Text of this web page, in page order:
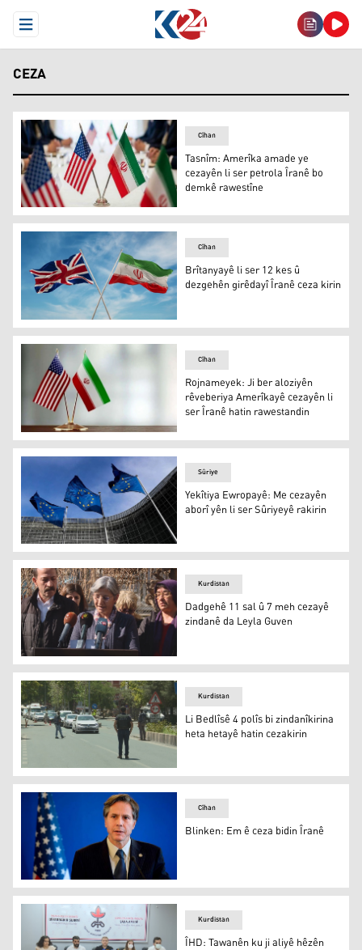
Open Menu
CEZA
Tasnîm: Amerîka amade ye cezayên li ser petrola Îranê
Cîhan
Tasnîm: Amerîka amade ye
cezayên li ser petrola Îranê bo
demkê rawestîne
Brîtanyayê li ser 12 kes û dezgehên girêdayî Îranê ceza
Cîhan
Brîtanyayê li ser 12 kes û
dezgehên girêdayî Îranê ceza kirin
Rojnameyek: Ji ber aloziyên rêveberiya Amerîkayê
Cîhan
Rojnameyek: Ji ber aloziyên
rêveberiya Amerîkayê cezayên li
ser Îranê hatin rawestandin
Yekîtiya Ewropayê: Me cezayên aborî yên li ser
Sûriye
Yekîtiya Ewropayê: Me cezayên
aborî yên li ser Sûriyeyê rakirin
Dadgehê 11 sal û 7 meh cezayê zindanê da Leyla Guven
Kurdistan
Dadgehê 11 sal û 7 meh cezayê
zindanê da Leyla Guven
4 polîs bi zindanîkirina heta hetayê hatin cezakirin
Kurdistan
Li Bedlîsê 4 polîs bi zindanîkirina
heta hetayê hatin cezakirin
Blinken: Em ê ceza bidin Îranê
Cîhan
Blinken: Em ê ceza bidin Îranê
Kurdistan
ÎHD: Tawanên ku ji aliyê hêzên